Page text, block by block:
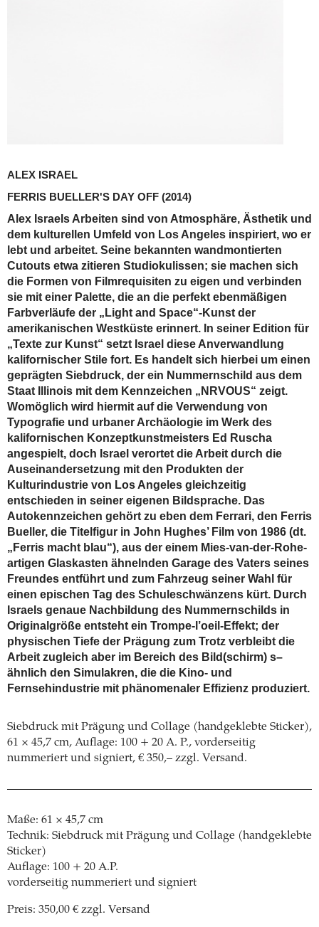
ALEX ISRAEL
FERRIS BUELLER'S DAY OFF (2014)
Alex Israels Arbeiten sind von Atmosphäre, Ästhetik und
dem kulturellen Umfeld von Los Angeles inspiriert, wo er
lebt und arbeitet. Seine bekannten wandmontierten
Cutouts etwa zitieren Studiokulissen; sie machen sich
die Formen von Filmrequisiten zu eigen und verbinden
sie mit einer Palette, die an die perfekt ebenmäßigen
Farbverläufe der „Light and Space“-Kunst der
amerikanischen Westküste erinnert. In seiner Edition für
„Texte zur Kunst“ setzt Israel diese Anverwandlung
kalifornischer Stile fort. Es handelt sich hierbei um einen
geprägten Siebdruck, der ein Nummernschild aus dem
Staat Illinois mit dem Kennzeichen „NRVOUS“ zeigt.
Womöglich wird hiermit auf die Verwendung von
Typografie und urbaner Archäologie im Werk des
kalifornischen Konzeptkunstmeisters Ed Ruscha
angespielt, doch Israel verortet die Arbeit durch die
Auseinandersetzung mit den Produkten der
Kulturindustrie von Los Angeles gleichzeitig
entschieden in seiner eigenen Bildsprache. Das
Autokennzeichen gehört zu eben dem Ferrari, den Ferris
Bueller, die Titelfigur in John Hughes’ Film von 1986 (dt.
„Ferris macht blau“), aus der einem Mies-van-der-Rohe-
artigen Glaskasten ähnelnden Garage des Vaters seines
Freundes entführt und zum Fahrzeug seiner Wahl für
einen epischen Tag des Schuleschwänzens kürt. Durch
Israels genaue Nachbildung des Nummernschilds in
Originalgröße entsteht ein Trompe-l’oeil-Effekt; der
physischen Tiefe der Prägung zum Trotz verbleibt die
Arbeit zugleich aber im Bereich des Bild(schirm) s–
ähnlich den Simulakren, die die Kino- und
Fernsehindustrie mit phänomenaler Effizienz produziert.
Siebdruck mit Prägung und Collage (handgeklebte Sticker),
61 × 45,7 cm, Auflage: 100 + 20 A. P., vorderseitig
nummeriert und signiert, € 350,– zzgl. Versand.
Maße: 61 × 45,7 cm
Technik: Siebdruck mit Prägung und Collage (handgeklebte
Sticker)
Auflage: 100 + 20 A.P.
vorderseitig nummeriert und signiert
Preis: 350,00 € zzgl. Versand